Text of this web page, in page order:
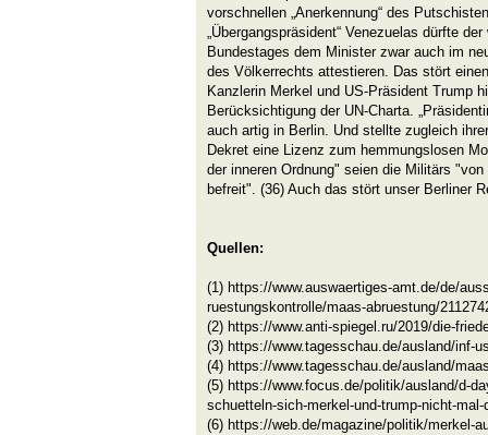
vorschnellen „Anerkennung“ des
„Übergangspräsident“ Venezuelas dürfte
Bundestages dem Minister zwar auch im
des Völkerrechts attestieren. Das stört
Kanzlerin Merkel und US-Präsident Trump
Berücksichtigung der UN-Charta.
auch artig in Berlin. Und stellte zugleich
Dekret eine Lizenz zum hemmungslosen
der inneren Ordnung" seien die Militärs
befreit". (36) Auch das stört unser Berliner
Quellen:
(1) https://www.auswaertiges-amt.de/de/
ruestungskontrolle/maas-abruestung/
(2) https://www.anti-spiegel.ru/2019/die-
(3) https://www.tagesschau.de/ausland/inf-
(4) https://www.tagesschau.de/ausland/
(5) https://www.focus.de/politik/ausland/d-
schuetteln-sich-merkel-und-trump-nicht-
(6) https://web.de/magazine/politik/merkel-